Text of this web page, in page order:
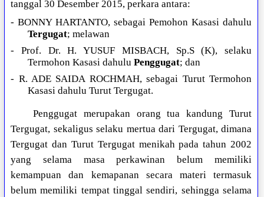
tanggal 30 Desember 2015, perkara antara:
- BONNY HARTANTO, sebagai Pemohon Kasasi dahulu
Tergugat; melawan
- Prof. Dr. H. YUSUF MISBACH, Sp.S (K), selaku
Termohon Kasasi dahulu Penggugat; dan
- R. ADE SAIDA ROCHMAH, sebagai Turut Termohon
Kasasi dahulu Turut Tergugat.
Penggugat merupakan orang tua kandung Turut
Tergugat, sekaligus selaku mertua dari Tergugat, dimana
Tergugat dan Turut Tergugat menikah pada tahun 2002
yang selama masa perkawinan belum memiliki
kemampuan dan kemapanan secara materi termasuk
belum memiliki tempat tinggal sendiri, sehingga selama